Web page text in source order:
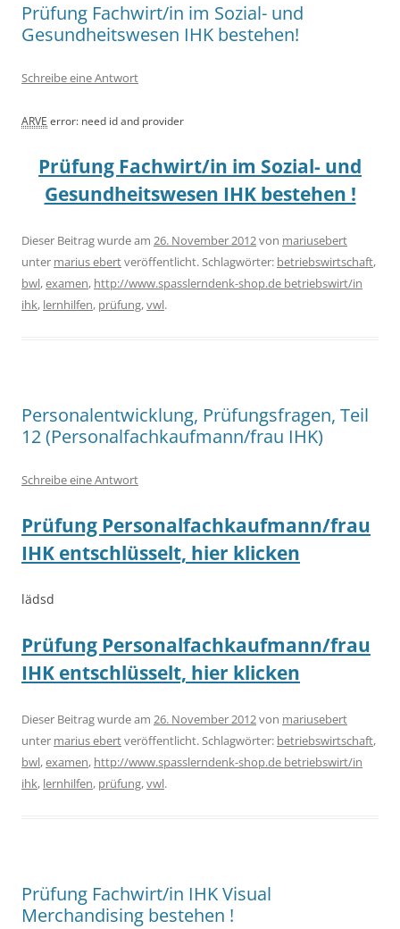
Prüfung Fachwirt/in im Sozial- und
Gesundheitswesen IHK bestehen!
Schreibe eine Antwort
ARVE error: need id and provider
Prüfung Fachwirt/in im Sozial- und
Gesundheitswesen IHK bestehen !
Dieser Beitrag wurde am 26. November 2012von mariusebert
unter marius ebertveröffentlicht. Schlagwörter: betriebswirtschaft,
bwl,examen, http://www.spasslerndenk-shop.de betriebswirt/in
ihk, lernhilfen, prüfung,vwl.
Personalentwicklung, Prüfungsfragen, Teil
12 (Personalfachkaufmann/frau IHK)
Schreibe eine Antwort
Prüfung Personalfachkaufmann/frau
IHK entschlüsselt, hier klicken
lädsd
Prüfung Personalfachkaufmann/frau
IHK entschlüsselt, hier klicken
Dieser Beitrag wurde am 26. November 2012von mariusebert
unter marius ebertveröffentlicht. Schlagwörter: betriebswirtschaft,
bwl,examen, http://www.spasslerndenk-shop.de betriebswirt/in
ihk, lernhilfen, prüfung,vwl.
Prüfung Fachwirt/in IHK Visual
Merchandising bestehen !